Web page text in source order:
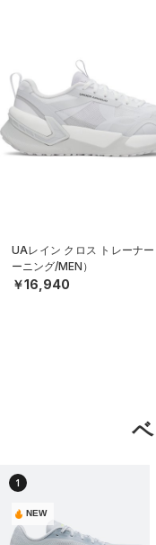
UAレイン クロス トレーナ
ーニング/MEN）
￥16,940
1
NEW